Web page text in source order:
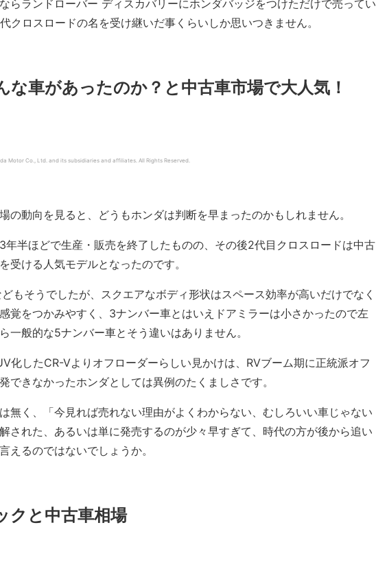
らランドローバー ディスカバリーにホンダバッジをつけただけで売ってい
クロスロードの名を受け継いだ事くらいしか思いつきません。
な車があったのか？と中古車市場で大人気！
Motor Co., Ltd. and its subsidiaries and affiliates. All Rights Reserved.
の動向を見ると、どうもホンダは判断を早まったのかもしれません。
年半ほどで生産・販売を終了したものの、その後2代目クロスロードは中古
受ける人気モデルとなったのです。
どもそうでしたが、スクエアなボディ形状はスペース効率が高いだけでなく
覚をつかみやすく、3ナンバー車とはいえドアミラーは小さかったので左
一般的な5ナンバー車とそう違いはありません。
化したCR-Vよりオフローダーらしい見かけは、RVブーム期に正統派オフ
できなかったホンダとしては異例のたくましさです。
無く、「今見れば売れない理由がよくわからない、むしろいい車じゃない
された、あるいは単に発売するのが少々早すぎて、時代の方が後から追い
えるのではないでしょうか。
クと中古車相場